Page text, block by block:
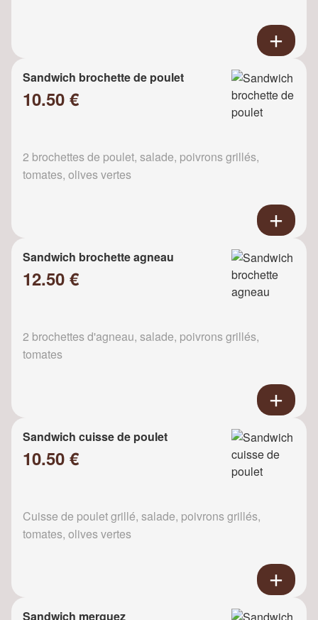
Sandwich brochette de poulet
10.50 €
2 brochettes de poulet, salade, poivrons grillés,
tomates, olives vertes
Sandwich brochette agneau
12.50 €
2 brochettes d'agneau, salade, poivrons grillés,
tomates
Sandwich cuisse de poulet
10.50 €
Cuisse de poulet grillé, salade, poivrons grillés,
tomates, olives vertes
Sandwich merguez